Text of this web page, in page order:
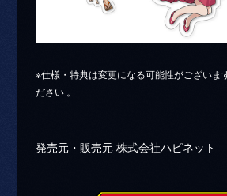
※仕様・特典は変更になる可能性がございま
ださい 。
発売元・販売元 株式会社ハピネット